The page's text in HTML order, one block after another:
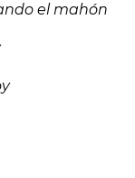
el mahón